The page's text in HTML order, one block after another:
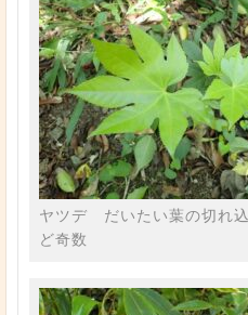
ヤツデ だいたい葉の切れ
ど奇数